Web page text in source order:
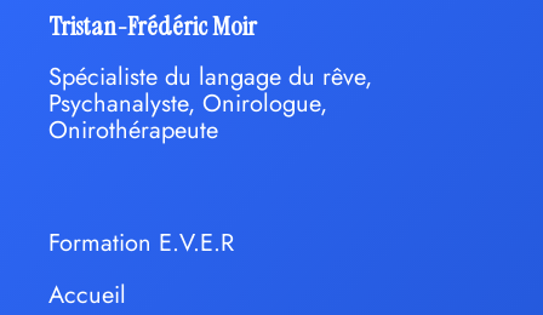
Tristan-Frédéric Moir
Spécialiste du langage du rêve,
Psychanalyste, Onirologue,
Onirothérapeute
Formation E.V.E.R
Accueil